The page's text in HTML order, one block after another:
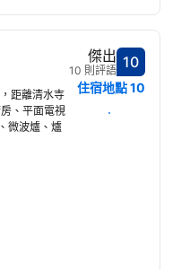
距離清水寺
、平面電視
微波爐、爐
分數10分
10
傑出
10 則評語
住宿地點10
選擇日期